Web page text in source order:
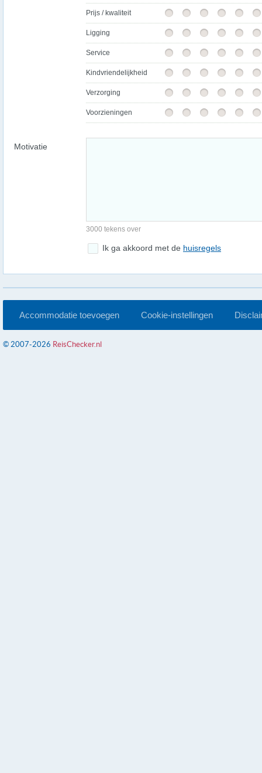
Prijs / kwaliteit
Ligging
Service
Kindvriendelijkheid
Verzorging
Voorzieningen
Motivatie
3000 tekens over
Ik ga akkoord met de huisregels
Accommodatie toevoegen Cookie-instellingen
© 2007-2026 ReisChecker.nl